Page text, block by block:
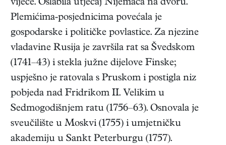
vijeće. Oslabila utjecaj Nijemaca na dvoru.
Plemićima-posjednicima povećala je
gospodarske i političke povlastice. Za njezine
vladavine Rusija je završila rat sa Švedskom
(1741–43) i stekla južne dijelove Finske;
uspješno je ratovala s Pruskom i postigla niz
pobjeda nad Fridrikom II. Velikim u
Sedmogodišnjem ratu (1756–63). Osnovala je
sveučilište u Moskvi (1755) i umjetničku
akademiju u Sankt Peterburgu (1757).